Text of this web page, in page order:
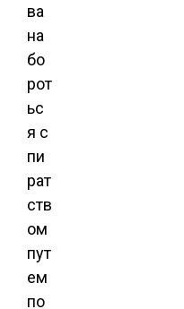
ва
на
бо
рот
ьс
я с
пи
рат
ств
ом
пут
ем
по